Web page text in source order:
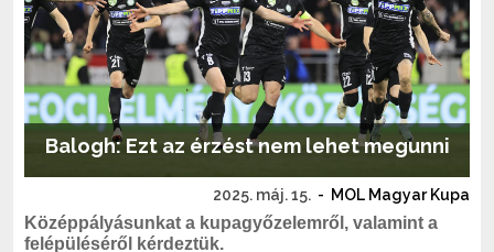
Balogh: Ezt az érzést nem lehet megunni
2025. máj. 15. - MOL Magyar Kupa
Középpályásunkat a kupagyőzelemről, valamint a
felépüléséről kérdeztük.